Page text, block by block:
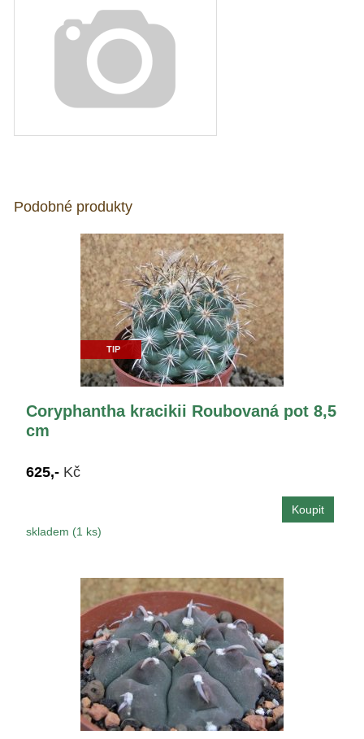
Podobné produkty
TIP
Coryphantha kracikii Roubovaná pot 8,5
cm
625,- Kč
skladem (1 ks)